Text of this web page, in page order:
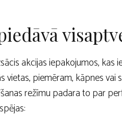
akcijas iepakojumos, kas
vietas, piemēram, kāpnes
režīmu padara to par